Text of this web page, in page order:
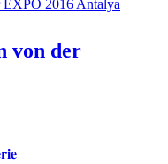
von der